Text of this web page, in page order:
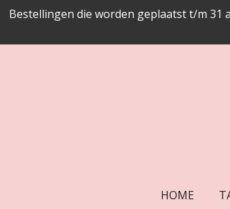
Ga
naar
Bestellingen die worden geplaatst t/m
HOME